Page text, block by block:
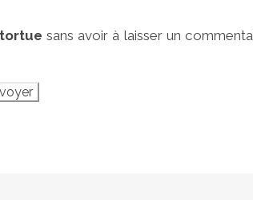
sans avoir à laisser un